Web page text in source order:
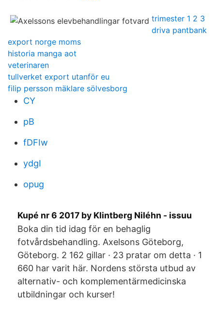
trimester 1 2 3
driva pantbank
export norge moms
historia manga aot
veterinaren
tullverket export utanför eu
filip persson mäklare sölvesborg
CY
pB
fDFIw
ydgI
opug
Kupé nr 6 2017 by Klintberg Niléhn - issuu
Boka din tid idag för en behaglig
fotvårdsbehandling. Axelsons Göteborg,
Göteborg. 2 162 gillar · 23 pratar om detta · 1
660 har varit här. Nordens största utbud av
alternativ- och komplementärmedicinska
utbildningar och kurser!